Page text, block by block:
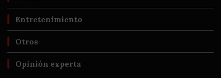
Entretenimiento
Otros
Opinión experta